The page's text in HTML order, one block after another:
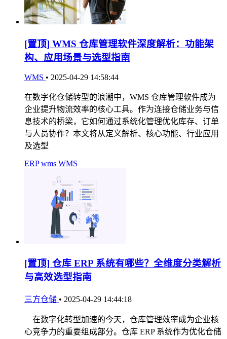
[置顶] WMS 仓库管理软件深度解析：功能架
构、应用场景与选型指南
WMS • 2025-04-29 14:58:44
在数字化仓储转型的浪潮中，WMS 仓库管理软件成为
企业提升物流效率的核心工具。作为连接仓储业务与信
息技术的桥梁，它如何通过系统化管理优化库存、订单
与人员协作？本文将从定义解析、核心功能、行业应用
及选型
ERP wms WMS
[置顶] 仓库 ERP 系统有哪些？全维度分类解析
与高效选型指南
三方仓储 • 2025-04-29 14:44:18
在数字化转型加速的今天，仓库管理效率成为企业核
心竞争力的重要组成部分。仓库 ERP 系统作为优化仓储